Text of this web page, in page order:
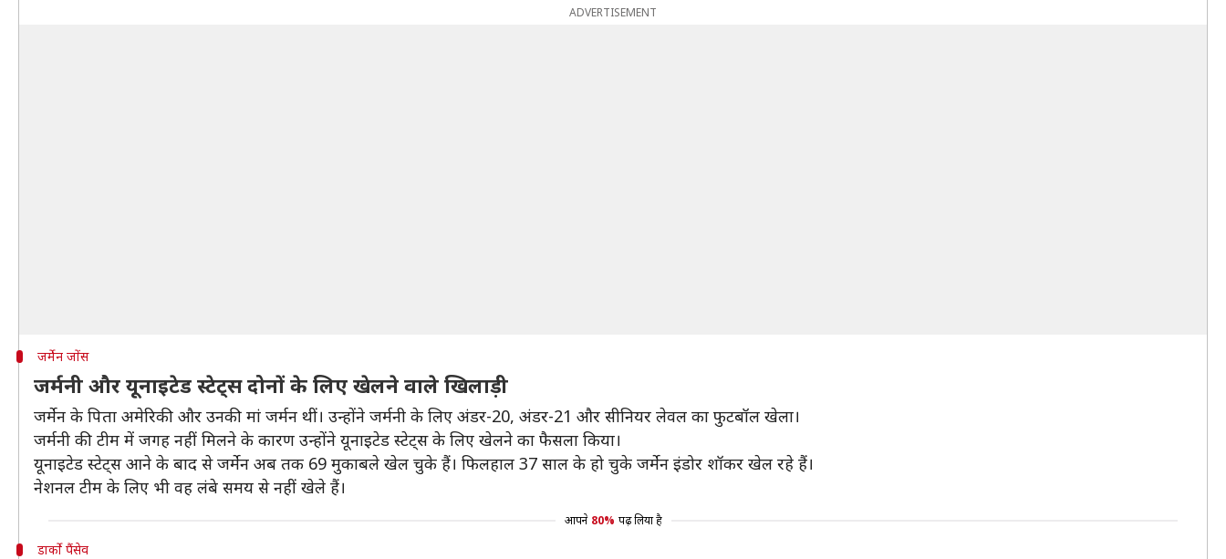
ADVERTISEMENT
जर्मेन जोंस
जर्मनी और यूनाइटेड स्टेट्स दोनों के लिए खेलने वाले खिलाड़ी
जर्मेन के पिता अमेरिकी और उनकी मां जर्मन थीं। उन्होंने जर्मनी के लिए अंडर-20, अंडर-21 और सीनियर लेवल का फुटबॉल खेला।
जर्मनी की टीम में जगह नहीं मिलने के कारण उन्होंने यूनाइटेड स्टेट्स के लिए खेलने का फैसला किया।
यूनाइटेड स्टेट्स आने के बाद से जर्मेन अब तक 69 मुकाबले खेल चुके हैं। फिलहाल 37 साल के हो चुके जर्मेन इंडोर शॉकर खेल रहे हैं।
नेशनल टीम के लिए भी वह लंबे समय से नहीं खेले हैं।
आपने 80% पढ़ लिया है
डार्को पैंसेव